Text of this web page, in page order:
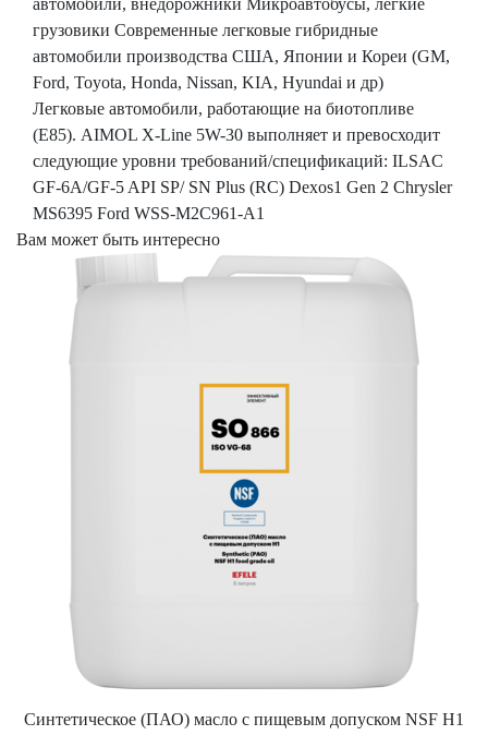
автомобили, внедорожники Микроавтобусы, легкие
грузовики Современные легковые гибридные
автомобили производства США, Японии и Кореи (GM,
Ford, Toyota, Honda, Nissan, KIA, Hyundai и др)
Легковые автомобили, работающие на биотопливе
(Е85). AIMOL X-Line 5W-30 выполняет и превосходит
следующие уровни требований/спецификаций: ILSAC
GF-6A/GF-5 API SP/ SN Plus (RC) Dexos1 Gen 2 Chrysler
MS6395 Ford WSS-M2C961-A1
Вам может быть интересно
Синтетическое (ПАО) масло с пищевым допуском NSF H1